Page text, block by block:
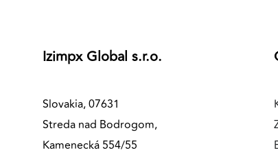
Izimpx Global s.r.o.
Slovakia, 07631
Streda nad Bodrogom,
Kamenecká 554/55